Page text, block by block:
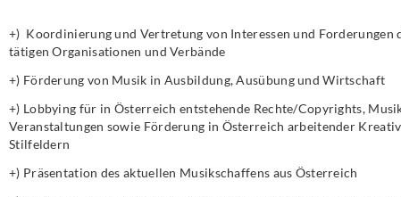
+) Koordinierung und Vertretung von Interessen und Forderungen
tätigen Organisationen und Verbände
+) Förderung von Musik in Ausbildung, Ausübung und Wirtschaft
+) Lobbying für in Österreich entstehende Rechte/Copyrights,
Veranstaltungen sowie Förderung in Österreich arbeitender
Stilfeldern
+) Präsentation des aktuellen Musikschaffens aus Österreich